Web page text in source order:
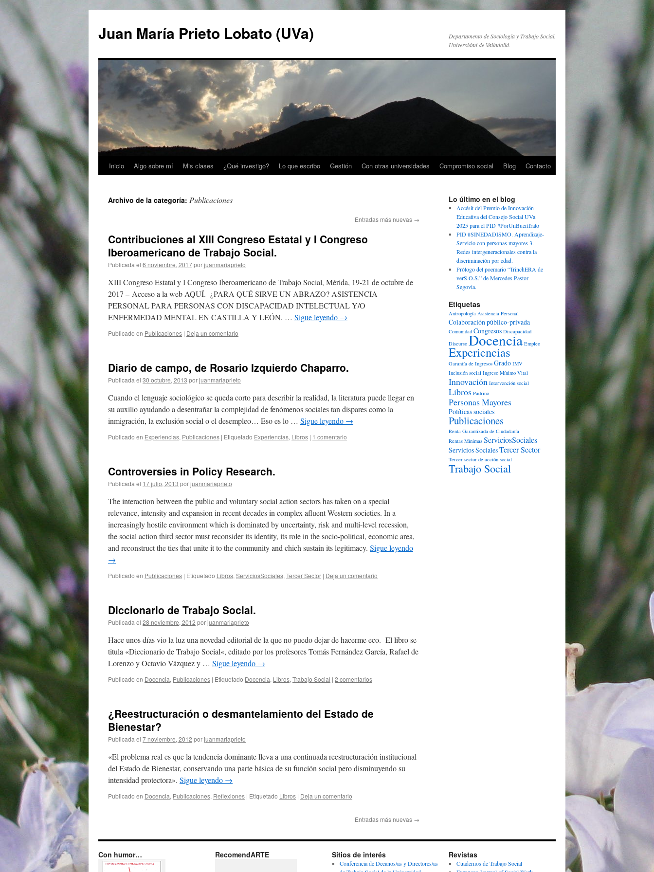
contenido
Juan María Prieto Lobato (UVa)
Departamento de Sociología y Trabajo Social.
Universidad de Valladolid.
Inicio Algo sobre mí Mis clases ¿Qué investigo? Lo que escribo Gestión Con otras universidades Compromiso social Blog Contacto
Archivo de la categoría: Publicaciones
Entradas más nuevas →
Contribuciones al XIII Congreso Estatal y I Congreso
Iberoamericano de Trabajo Social.
Publicada el 6 noviembre, 2017porjuanmariaprieto
XIII Congreso Estatal y I Congreso Iberoamericano de Trabajo Social, Mérida, 19-21 de octubre de
2017 – Acceso a la web AQUÍ. ¿PARA QUÉ SIRVE UN ABRAZO? ASISTENCIA
PERSONAL PARA PERSONAS CON DISCAPACIDAD INTELECTUAL Y/O
ENFERMEDAD MENTAL EN CASTILLA Y LEÓN. … Sigue leyendo →
Publicado en Publicaciones | Deja un comentario
Diario de campo, de Rosario Izquierdo Chaparro.
Publicada el 30 octubre, 2013 porjuanmariaprieto
Cuando el lenguaje sociológico se queda corto para describir la realidad, la literatura puede llegar en
su auxilio ayudando a desentrañar la complejidad de fenómenos sociales tan dispares como la
inmigración, la exclusión social o el desempleo… Eso es lo … Sigue leyendo →
Publicado en Experiencias, Publicaciones | Etiquetado Experiencias, Libros | 1 comentario
Controversies in Policy Research.
Publicada el 17 julio, 2013 porjuanmariaprieto
The interaction between the public and voluntary social action sectors has taken on a special
relevance, intensity and expansion in recent decades in complex afluent Western societies. In a
increasingly hostile environment which is dominated by uncertainty, risk and multi-level recession,
the social action third sector must reconsider its identity, its role in the socio-political, economic area,
and reconstruct the ties that unite it to the community and chich sustain its legitimacy. Sigue leyendo
→
Publicado en Publicaciones | Etiquetado Libros, ServiciosSociales, Tercer Sector | Deja un comentario
Diccionario de Trabajo Social.
Publicada el 28 noviembre, 2012 porjuanmariaprieto
Hace unos días vio la luz una novedad editorial de la que no puedo dejar de hacerme eco. El libro se
titula «Diccionario de Trabajo Social«, editado por los profesores Tomás Fernández García, Rafael de
Lorenzo y Octavio Vázquez y … Sigue leyendo →
Publicado en Docencia, Publicaciones | Etiquetado Docencia, Libros, Trabajo Social | 2 comentarios
¿Reestructuración o desmantelamiento del Estado de
Bienestar?
Publicada el 7 noviembre, 2012 porjuanmariaprieto
«El problema real es que la tendencia dominante lleva a una continuada reestructuración institucional
del Estado de Bienestar, conservando una parte básica de su función social pero disminuyendo su
intensidad protectora». Sigue leyendo →
Publicado en Docencia, Publicaciones, Reflexiones | Etiquetado Libros | Deja un comentario
Entradas más nuevas →
Lo último en el blog
Accésit del Premio de Innovación
Educativa del Consejo Social UVa
2025 para el PID #PorUnBuenTrato
PID #SINEDADISMO. Aprendizaje-
Servicio con personas mayores 3.
Redes intergeneracionales contra la
discriminación por edad.
Prólogo del poemario “TrinchERA de
verS.O.S.” de Mercedes Pastor
Segovia.
Etiquetas
Antropología Asistencia Personal
Colaboración público-privada
Comunidad Congresos Discapacidad
Discurso Docencia Empleo
Experiencias
Garantía de Ingresos Grado IMV
Inclusión social Ingreso Mínimo Vital
Innovación Intervención social
Libros Padrino
Personas Mayores
Políticas sociales
Publicaciones
Renta Garantizada de Ciudadanía
Rentas Mínimas ServiciosSociales
Servicios SocialesTercer Sector
Tercer sector de acción social
Trabajo Social
Con humor… RecomendARTE Sitios de interés
Conferencia de Decanos/as y Directores/as
Revistas
Cuadernos de Trabajo Social